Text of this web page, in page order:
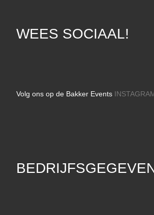
WEES SOCIAAL!
Volg ons op de Bakker Events